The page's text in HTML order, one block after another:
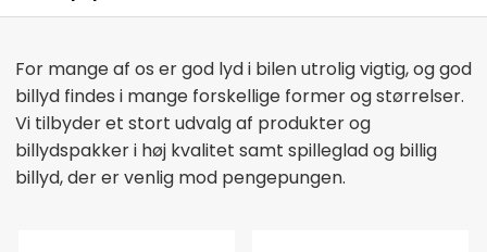
For mange af os er god lyd i bilen utrolig vigtig, og god
billyd findes i mange forskellige former og størrelser.
Vi tilbyder et stort udvalg af produkter og
billydspakker i høj kvalitet samt spilleglad og billig
billyd, der er venlig mod pengepungen.